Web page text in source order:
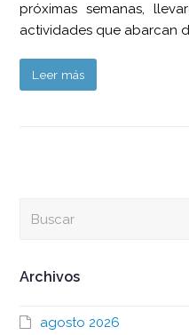
próximas semanas,
actividades que abarcan
Leer más
Archivos
agosto 2026